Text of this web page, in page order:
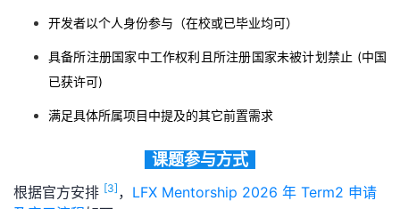
开发者以个人身份参与（在校或已毕业均可）
具备所注册国家中工作权利且所注册国家未被计划禁止 (中国
已获许可)
满足具体所属项目中提及的其它前置需求
课题参与方式
根据官方安排 [3] ， LFX Mentorship 2026 年 Term2 申请